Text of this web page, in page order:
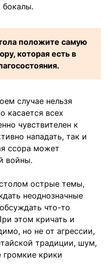
бокалы.
положите самую
которая есть в
случае нельзя
касается всех
чувствителен к
нападать, так и
ссора может
войны.
острые темы,
неоднозначные
что-то
этом кричать и
но не от агрессии,
традиции, шум,
громкие крики